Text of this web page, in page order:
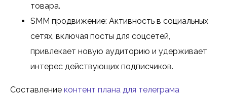
товара.
SMM продвижение: Активность в социальных
сетях, включая посты для соцсетей,
привлекает новую аудиторию и удерживает
интерес действующих подписчиков.
Составление контент плана для телеграма